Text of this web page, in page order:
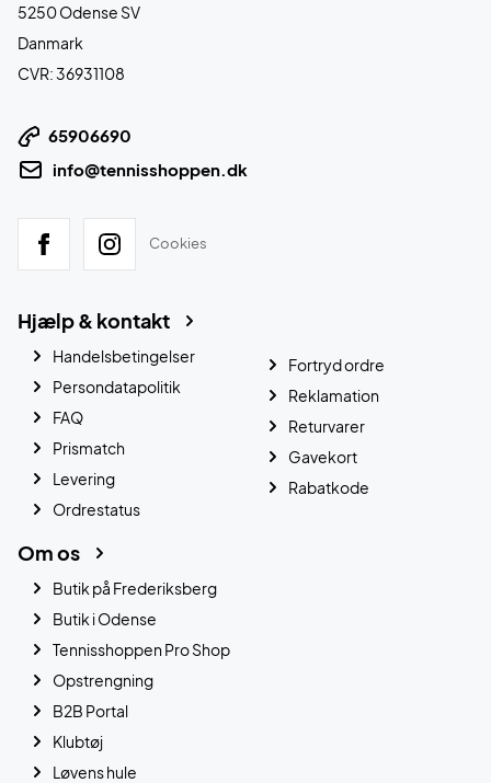
5250 Odense SV
Danmark
CVR: 36931108
65906690
info@tennisshoppen.dk
Cookies
Hjælp & kontakt
Handelsbetingelser
Persondatapolitik
FAQ
Prismatch
Levering
Ordrestatus
Fortryd ordre
Reklamation
Returvarer
Gavekort
Rabatkode
Om os
Butik på Frederiksberg
Butik i Odense
Tennisshoppen Pro Shop
Opstrengning
B2B Portal
Klubtøj
Løvens hule